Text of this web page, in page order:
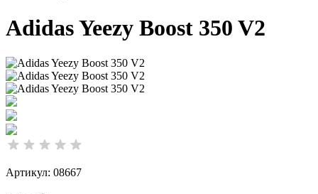
Adidas Yeezy Boost 350 V2
Артикул: 08667